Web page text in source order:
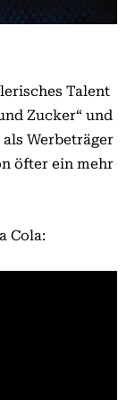
Talent
Zucker“ und
als Werbeträger
öfter ein mehr
Cola: